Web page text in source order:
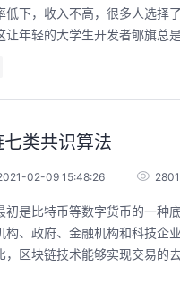
低下，收入不高，很多人选择
年轻的大学生开发者郇旗总
类共识算法
02-09 15:48:26
初是比特币等数字货币的一种
构、政府、金融机构和科技企
，区块链技术能够实现交易的